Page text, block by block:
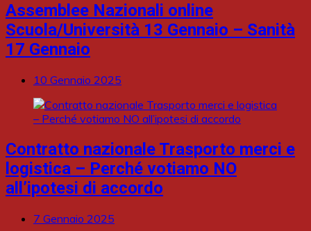
Assemblee Nazionali online
Scuola/Università 13 Gennaio – Sanità
17 Gennaio
10 Gennaio 2025
Contratto nazionale Trasporto merci e
logistica – Perché votiamo NO
all’ipotesi di accordo
7 Gennaio 2025